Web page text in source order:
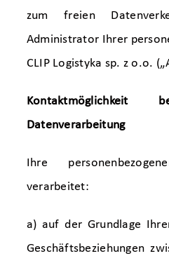
zum freien
Administrator Ihrer
CLIP Logistyka sp. z o.o.
Datenverarbeitung
Ihre
verarbeitet:
a) auf der Grundlage
Geschäftsbeziehungen